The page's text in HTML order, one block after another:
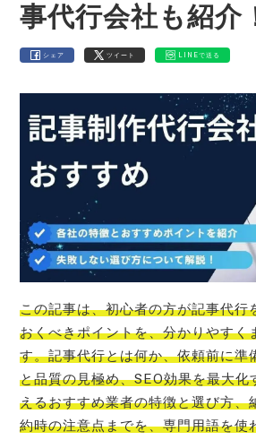
事代行会社も紹介
シェア ツイート LINEで送る
この記事は、初心者の方が記事代行
おくべきポイントを、分かりやすく
す。記事代行とは何か、依頼前に準
と品質の見極め、SEO効果を最大化
えるおすすめ業者の特徴と選び方、
約時の注意点までを、専門用語を使